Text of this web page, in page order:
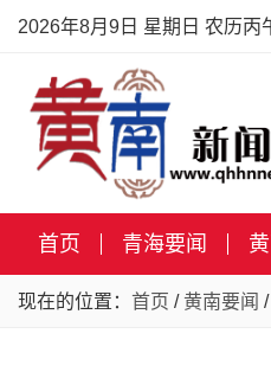
2026年8月9日 星期日 农历丙
首页 青海要闻
现在的位置： 首页 / 黄南要闻 /